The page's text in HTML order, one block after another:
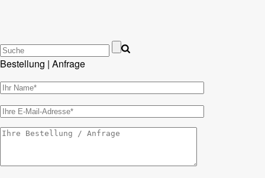
Bestellung | Anfrage